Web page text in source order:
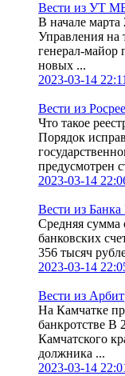
Вести из УТ
В начале марта
Управления
генерал-майор
новых ...
2023-03-14
Вести из
Что такое
Порядок
предусмотрен
2023-03-14
Вести из Банка
Средняя сумма
банковских
356 тысяч
2023-03-14
Вести из
На Камчатке
банкротстве В
Камчатского
должника ...
2023-03-14